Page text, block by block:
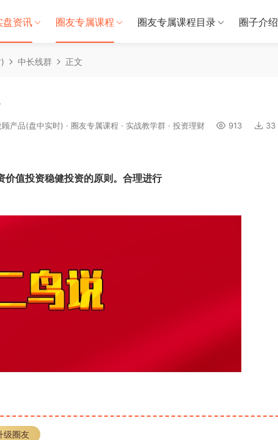
盘资讯 圈友专属课程 圈友专属课程目录 圈子介绍
中长线群 正文
顾产品(盘中实时) · 圈友专属课程 · 实战教学群 · 投资理财 913 33
价值投资稳健投资的原则。合理进行
级圈友